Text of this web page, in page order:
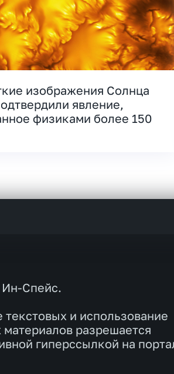
изображения Солнца
явление,
физиками более 150
Спейс.
текстовых и использование
материалов разрешается
гиперссылкой на